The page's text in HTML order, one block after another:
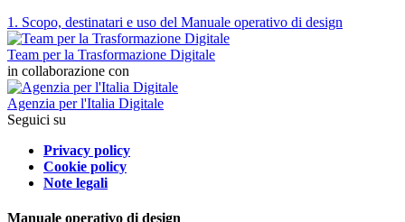
1. Scopo, destinatari e uso del Manuale operativo di design
Team per la Trasformazione Digitale
in collaborazione con
Agenzia per l'Italia Digitale
Seguici su
Privacy policy
Cookie policy
Note legali
Manuale operativo di design